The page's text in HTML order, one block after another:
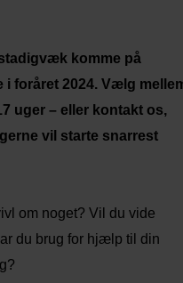
komme på
i foråret 2024. Vælg
uger – eller kontakt os,
vil starte snarrest
om noget? Vil du vide
du brug for hjælp til din